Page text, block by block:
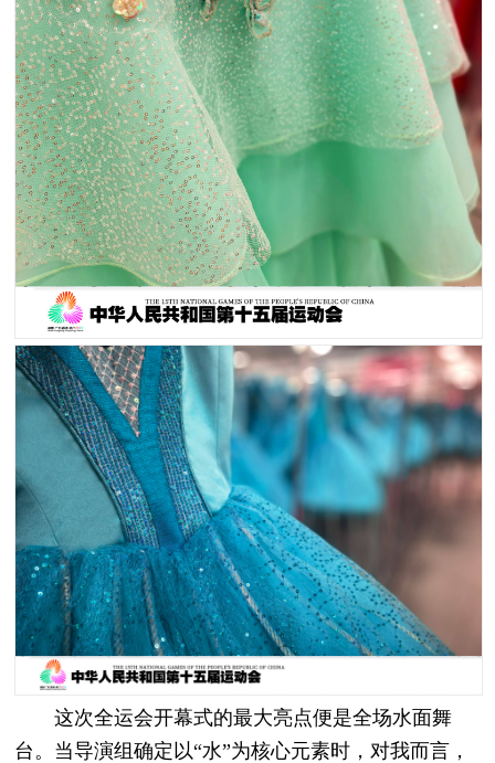
这次全运会开幕式的最大亮点便是全场水面舞
台。当导演组确定以“水”为核心元素时，对我而言，